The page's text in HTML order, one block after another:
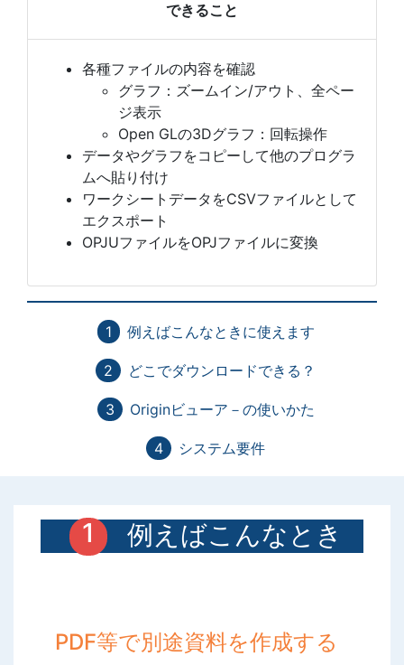
できること
各種ファイルの内容を確認
グラフ：ズームイン/アウト、全ペー
ジ表示
Open GLの3Dグラフ：回転操作
データやグラフをコピーして他のプログラ
ムへ貼り付け
ワークシートデータをCSVファイルとして
エクスポート
OPJUファイルをOPJファイルに変換
例えばこんなときに使えます
どこでダウンロードできる？
Originビューア－の使いかた
システム要件
例えばこんなとき
PDF等で別途資料を作成する